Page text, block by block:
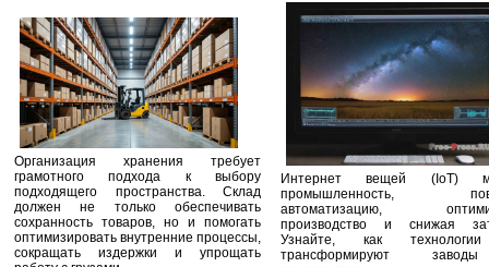
Организация хранения требует
грамотного подхода к выбору
подходящего пространства. Склад
должен не только обеспечивать
сохранность товаров, но и помогать
оптимизировать внутренние процессы,
сокращать издержки и упрощать
Интернет вещей (IoT)
промышленность,
автоматизацию,
производство и снижая
Узнайте, как
трансформируют